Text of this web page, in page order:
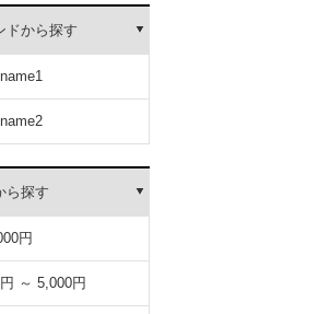
ドから探す
ら探す
円
～ 5,000円